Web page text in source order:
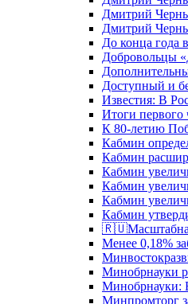
Дмитрий
Дмитрий
До конца года
Добровольцы
Доступный и
Известия: В
Итоги первого
К 80-летию
Кабмин
Кабмин
Кабмин
Кабмин
Кабмин
Кабмин
🇷🇺Масштабная
Менее 0,18%
Минобрнауки
Минобрнауки:
Минпромторг